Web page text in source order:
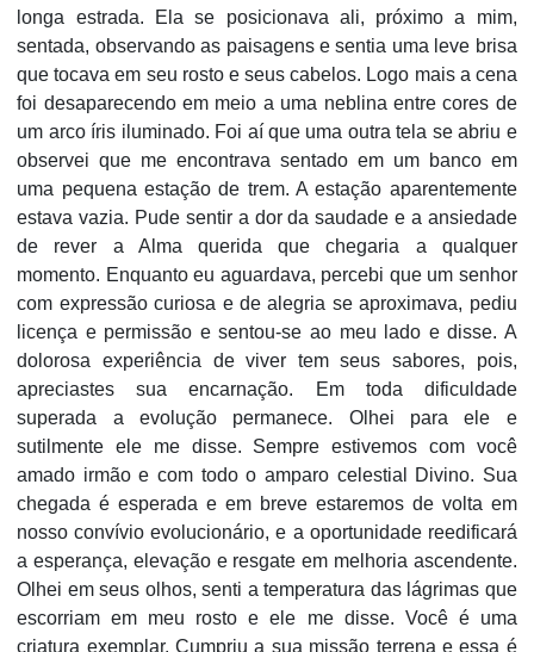
longa estrada. Ela se posicionava ali, próximo a mim,
sentada, observando as paisagens e sentia uma leve brisa
que tocava em seu rosto e seus cabelos. Logo mais a cena
foi desaparecendo em meio a uma neblina entre cores de
um arco íris iluminado. Foi aí que uma outra tela se abriu e
observei que me encontrava sentado em um banco em
uma pequena estação de trem. A estação aparentemente
estava vazia. Pude sentir a dor da saudade e a ansiedade
de rever a Alma querida que chegaria a qualquer
momento. Enquanto eu aguardava, percebi que um senhor
com expressão curiosa e de alegria se aproximava, pediu
licença e permissão e sentou-se ao meu lado e disse. A
dolorosa experiência de viver tem seus sabores, pois,
apreciastes sua encarnação. Em toda dificuldade
superada a evolução permanece. Olhei para ele e
sutilmente ele me disse. Sempre estivemos com você
amado irmão e com todo o amparo celestial Divino. Sua
chegada é esperada e em breve estaremos de volta em
nosso convívio evolucionário, e a oportunidade reedificará
a esperança, elevação e resgate em melhoria ascendente.
Olhei em seus olhos, senti a temperatura das lágrimas que
escorriam em meu rosto e ele me disse. Você é uma
criatura exemplar. Cumpriu a sua missão terrena e essa é